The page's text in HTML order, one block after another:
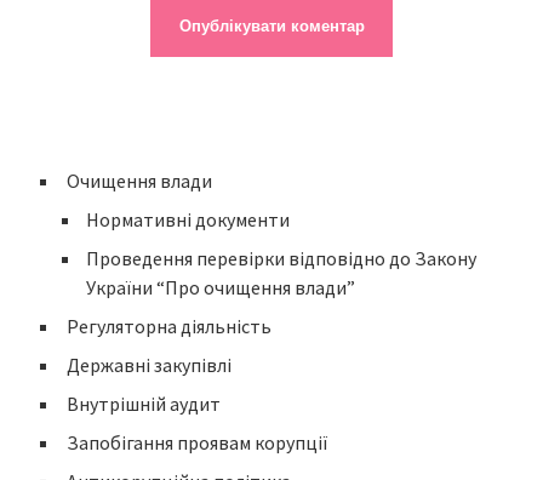
Очищення влади
Нормативні документи
Проведення перевірки відповідно до Закону
України “Про очищення влади”
Регуляторна діяльність
Державні закупівлі
Внутрішній аудит
Запобігання проявам корупції